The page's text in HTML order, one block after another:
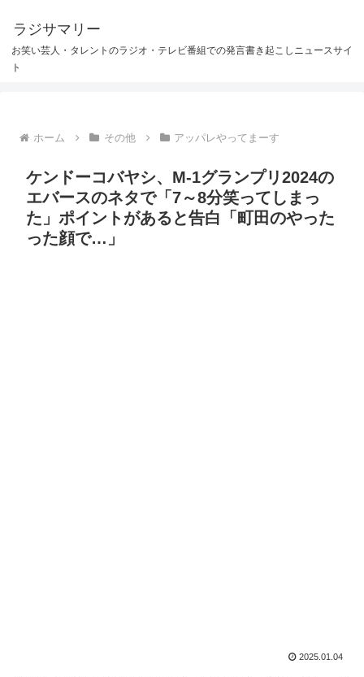
ラジサマリー
お笑い芸人・タレントのラジオ・テレビ番組での発言書き起こしニュースサイ
ト
ホーム その他 アッパレやってまーす
ケンドーコバヤシ、M-1グランプリ2024の
エバースのネタで「7～8分笑ってしまっ
た」ポイントがあると告白「町田のやった
った顔で…」
2025.01.04